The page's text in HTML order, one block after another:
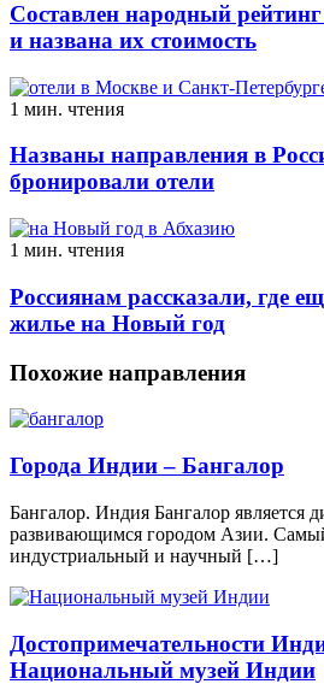
Составлен народный рейтинг
и названа их стоимость
1 мин. чтения
Названы направления в
бронировали отели
1 мин. чтения
Россиянам рассказали, где
жилье на Новый год
Похожие направления
Города Индии – Бангалор
Бангалор. Индия Бангалор является
развивающимся городом Азии.
индустриальный и научный […]
Достопримечательности
Национальный музей Индии